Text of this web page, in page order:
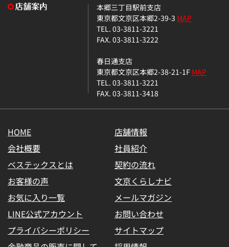
本郷三丁目駅前支店
東京都文京区本郷2-39-3 MAP
TEL. 03-3811-3221
FAX. 03-3811-3222
春日通支店
東京都文京区本郷2-38-21-1FMAP
TEL. 03-3811-3221
FAX. 03-3811-3418
HOME
店舗情報
会社概要
社員紹介
ベステックスとは
契約の流れ
お客様の声
文京くらしナビ
お気に入り一覧
メールマガジン
LINE公式アカウント
お問い合わせ
プライバシーポリシー
サイトマップ